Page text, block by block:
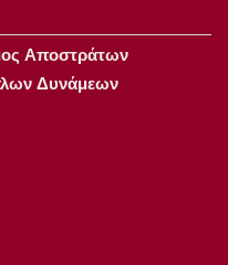
Αποστράτων
Δυνάμεων